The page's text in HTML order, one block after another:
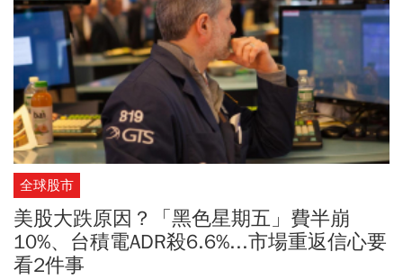
全球股市
美股大跌原因？「黑色星期五」費半崩
10%、台積電ADR殺6.6%...市場重返信心要
看2件事